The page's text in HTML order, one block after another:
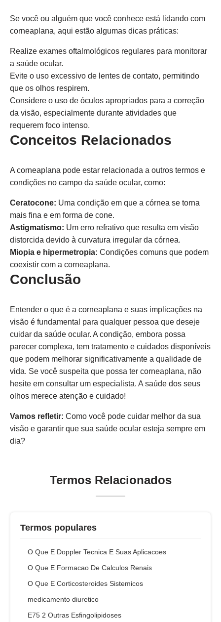
Se você ou alguém que você conhece está lidando com
corneaplana, aqui estão algumas dicas práticas:
Realize exames oftalmológicos regulares para monitorar
a saúde ocular.
Evite o uso excessivo de lentes de contato, permitindo
que os olhos respirem.
Considere o uso de óculos apropriados para a correção
da visão, especialmente durante atividades que
requerem foco intenso.
Conceitos Relacionados
A corneaplana pode estar relacionada a outros termos e
condições no campo da saúde ocular, como:
Ceratocone: Uma condição em que a córnea se torna
mais fina e em forma de cone.
Astigmatismo: Um erro refrativo que resulta em visão
distorcida devido à curvatura irregular da córnea.
Miopia e hipermetropia: Condições comuns que podem
coexistir com a corneaplana.
Conclusão
Entender o que é a corneaplana e suas implicações na
visão é fundamental para qualquer pessoa que deseje
cuidar da saúde ocular. A condição, embora possa
parecer complexa, tem tratamento e cuidados disponíveis
que podem melhorar significativamente a qualidade de
vida. Se você suspeita que possa ter corneaplana, não
hesite em consultar um especialista. A saúde dos seus
olhos merece atenção e cuidado!
Vamos refletir: Como você pode cuidar melhor da sua
visão e garantir que sua saúde ocular esteja sempre em
dia?
Termos Relacionados
Termos populares
O Que E Doppler Tecnica E Suas Aplicacoes
O Que E Formacao De Calculos Renais
O Que E Corticosteroides Sistemicos
medicamento diuretico
E75 2 Outras Esfingolipidoses